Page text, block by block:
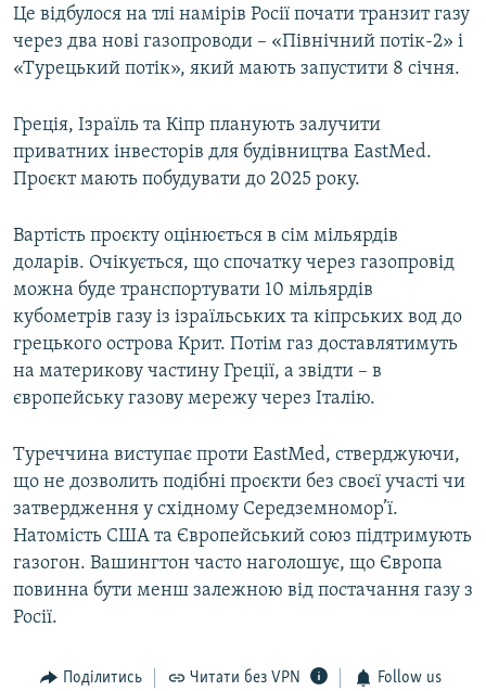
Це відбулося на тлі намірів Росії почати транзит газу
через два нові газопроводи – «Північний потік-2» і
«Турецький потік», який мають запустити 8 січня.
Греція, Ізраїль та Кіпр планують залучити
приватних інвесторів для будівництва EastMed.
Проєкт мають побудувати до 2025 року.
Вартість проєкту оцінюється в сім мільярдів
доларів. Очікується, що спочатку через газопровід
можна буде транспортувати 10 мільярдів
кубометрів газу із ізраїльських та кіпрських вод до
грецького острова Крит. Потім газ доставлятимуть
на материкову частину Греції, а звідти – в
європейську газову мережу через Італію.
Туреччина виступає проти EastMed, стверджуючи,
що не дозволить подібні проєкти без своєї участі чи
затвердження у східному Середземномор’ї.
Натомість США та Європейський союз підтримують
газогон. Вашингтон часто наголошує, що Європа
повинна бути менш залежною від постачання газу з
Росії.
Поділитись Читати без VPN Follow us